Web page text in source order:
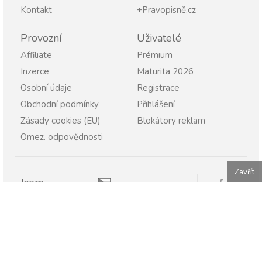
Kontakt
+Pravopisně.cz
Provozní
Affiliate
Inzerce
Osobní údaje
Obchodní podmínky
Zásady cookies (EU)
Omez. odpovědnosti
Uživatelé
Prémium
Maturita 2026
Registrace
Přihlášení
Blokátory reklam
Jsem
Zavřít